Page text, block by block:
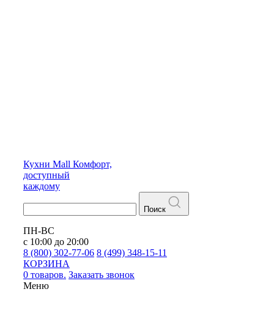
Кухни Mall Комфорт,
доступный
каждому
Поиск
ПН-ВС
с 10:00 до 20:00
8 (800) 302-77-06 8 (499) 348-15-11
КОРЗИНА
0 товаров. Заказать звонок
Меню